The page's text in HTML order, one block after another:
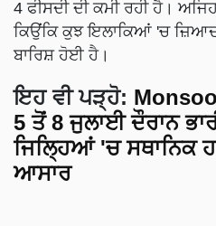
4 ਫੀਸਦੀ ਦੀ ਕਮੀ ਰਹੀ ਹੈ।
ਕਿਉਂਕਿ ਕੁਝ ਇਲਾਕਿਆਂ 'ਚ
ਬਾਰਿਸ਼ ਹੋਈ ਹੈ।
ਇਹ ਵੀ ਪੜ੍ਹੋ:
5 ਤੋਂ 8 ਜੁਲਾਈ ਦੌਰਾਨ
ਜਿਲ੍ਹਿਆਂ 'ਚ ਸਥਾਨਿਕ
ਆਸਾਰ